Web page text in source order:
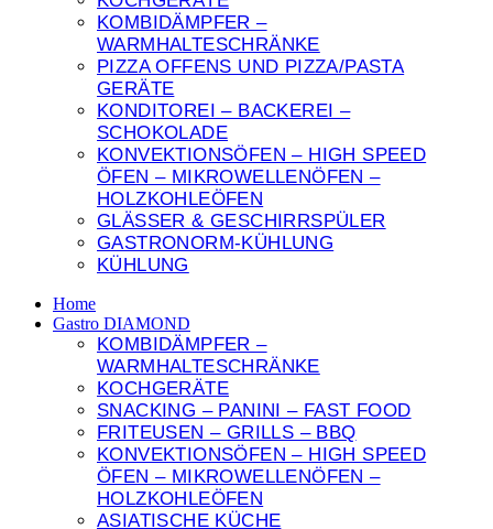
KOMBIDÄMPFER –
WARMHALTESCHRÄNKE
PIZZA OFFENS UND PIZZA/PASTA
GERÄTE
KONDITOREI – BACKEREI –
SCHOKOLADE
KONVEKTIONSÖFEN – HIGH SPEED
ÖFEN – MIKROWELLENÖFEN –
HOLZKOHLEÖFEN
GLÄSSER & GESCHIRRSPÜLER
GASTRONORM-KÜHLUNG
KÜHLUNG
Home
Gastro DIAMOND
KOMBIDÄMPFER –
WARMHALTESCHRÄNKE
KOCHGERÄTE
SNACKING – PANINI – FAST FOOD
FRITEUSEN – GRILLS – BBQ
KONVEKTIONSÖFEN – HIGH SPEED
ÖFEN – MIKROWELLENÖFEN –
HOLZKOHLEÖFEN
ASIATISCHE KÜCHE